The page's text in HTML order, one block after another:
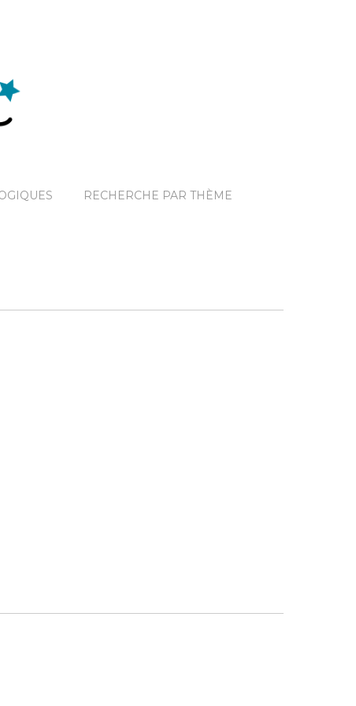
RECHERCHE PAR THÈME